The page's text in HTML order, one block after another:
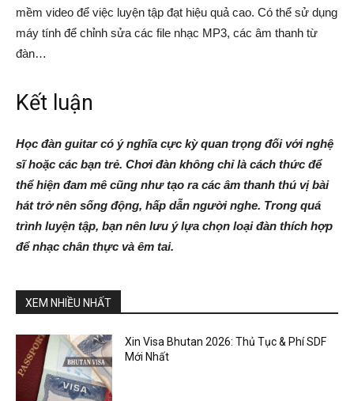
mềm video để việc luyện tập đạt hiệu quả cao. Có thể sử dụng
máy tính để chỉnh sửa các file nhạc MP3, các âm thanh từ
đàn…
Kết luận
Học đàn guitar có ý nghĩa cực kỳ quan trọng đối với nghệ
sĩ hoặc các bạn trẻ. Chơi đàn không chỉ là cách thức để
thể hiện đam mê cũng như tạo ra các âm thanh thú vị bài
hát trở nên sống động, hấp dẫn người nghe. Trong quá
trình luyện tập, bạn nên lưu ý lựa chọn loại đàn thích hợp
để nhạc chân thực và êm tai.
XEM NHIỀU NHẤT
Xin Visa Bhutan 2026: Thủ Tục & Phí SDF
Mới Nhất